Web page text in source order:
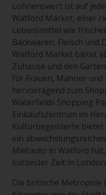
Lohnenswert ist auf
Watford Market, einer
Lebensmittel wie
Backwaren, Fleisch und
Watford Market bietet
Zuhause und den
für Frauen, Männer und
hervorragend zum
Waterfields Shopping
Einkaufszentrum im
Kulturbegeisterte bietet
ein
Mietauto in Watford
kürzester Zeit in London.
Die britische Metropole